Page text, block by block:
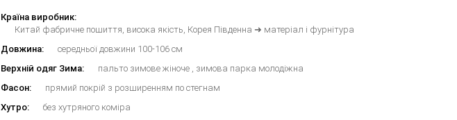
Країна виробник:
Китай фабричне пошиття, висока якість, Корея Південна ➜ матеріал і фурнітура
Довжина:
середньої довжини 100-106 см
Верхній одяг Зима:
пальто зимове жіноче , зимова парка молодіжна
Фасон:
прямий покрій з розширенням по стегнам
Хутро:
без хутряного коміра